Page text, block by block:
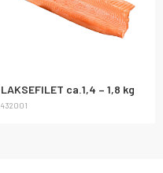
LAKSEFILET ca.1,4 – 1,8 kg
432001